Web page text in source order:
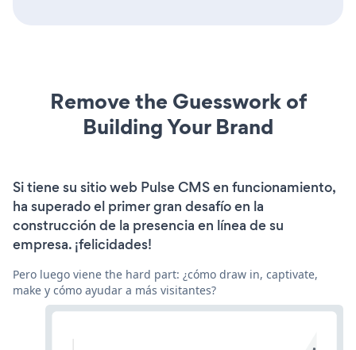
Remove the Guesswork of
Building Your Brand
Si tiene su sitio web Pulse CMS en funcionamiento,
ha superado el primer gran desafío en la
construcción de la presencia en línea de su
empresa. ¡felicidades!
Pero luego viene the hard part: ¿cómo draw in, captivate,
make y cómo ayudar a más visitantes?